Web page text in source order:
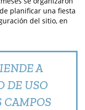
planificar una fiesta
del sitio, en
A
DE USO
CAMPOS